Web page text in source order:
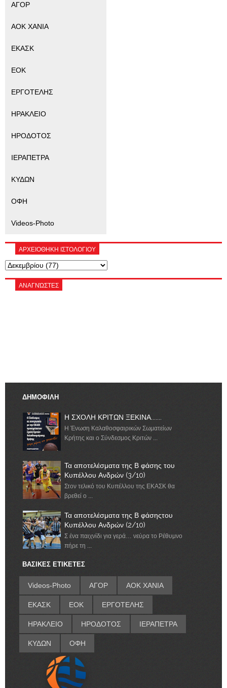
ΑΓΟΡ
ΑΟΚ ΧΑΝΙΑ
ΕΚΑΣΚ
ΕΟΚ
ΕΡΓΟΤΕΛΗΣ
ΗΡΑΚΛΕΙΟ
ΗΡΟΔΟΤΟΣ
ΙΕΡΑΠΕΤΡΑ
ΚΥΔΩΝ
ΟΦΗ
Videos-Photo
ΑΡΧΕΙΟΘΗΚΗ ΙΣΤΟΛΟΓΙΟΥ
ΑΝΑΓΝΏΣΤΕΣ
ΔΗΜΟΦΙΛΗ
Η ΣΧΟΛΗ ΚΡΙΤΩΝ ΞΕΚΙΝΑ.......
Η Ένωση Καλαθοσφαιρικών Σωματείων
Κρήτης και ο Σύνδεσμος Κριτών ...
Τα αποτελέσματα της Β φάσης του
Κυπέλλου Ανδρών (3/10)
Στον τελικό του Κυπέλλου της ΕΚΑΣΚ θα
βρεθεί ο ...
Τα αποτελέσματα της Β φάσηςτου
Κυπέλλου Ανδρών (2/10)
Σ ένα παιχνίδι για γερά… νεύρα το Ρέθυμνο
πήρε τη ...
ΒΑΣΙΚΕΣ ΕΤΙΚΕΤΕΣ
Videos-Photo ΑΓΟΡ ΑΟΚ ΧΑΝΙΑ
ΕΚΑΣΚ ΕΟΚ ΕΡΓΟΤΕΛΗΣ
ΗΡΑΚΛΕΙΟ ΗΡΟΔΟΤΟΣ ΙΕΡΑΠΕΤΡΑ
ΚΥΔΩΝ ΟΦΗ